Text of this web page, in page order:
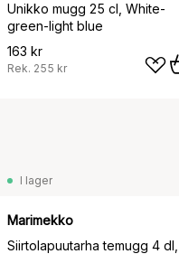
Unikko mugg 25 cl, White-
green-light blue
163 kr
Rek. 255 kr
I lager
Marimekko
Siirtolapuutarha temugg 4 dl,